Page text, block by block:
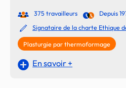
375 travailleurs
Depuis
Signataire de la charte Ethique
Plasturgie par thermoformage
En savoir +